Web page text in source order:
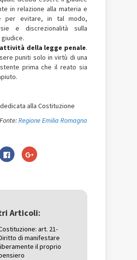
in relazione alla materia e
per evitare, in tal modo,
e discrezionalità sulla
della legge penale.
puniti solo in virtù di una
prima che il reato sia
dedicata alla Costituzione
Fonte:Regione Emilia Romagna
Fai
clic
nuova
finestra)
Fai
clic
una
nuova
Articoli:
art. 21-
di manifestare
il proprio